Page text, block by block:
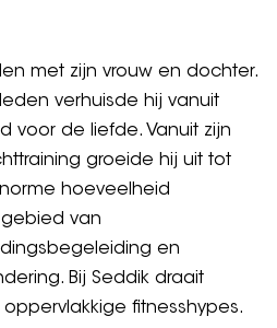
met zijn vrouw en dochter.
verhuisde hij vanuit
voor de liefde. Vanuit zijn
groeide hij uit tot
hoeveelheid
van
en
Bij Seddik draait
fitnesshypes.